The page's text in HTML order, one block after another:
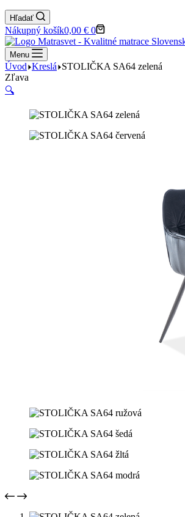
Hľadať
Nákupný košík0,00 € 0
Menu
Úvod Kreslá STOLIČKA SA64 zelená
Zľava
🔍